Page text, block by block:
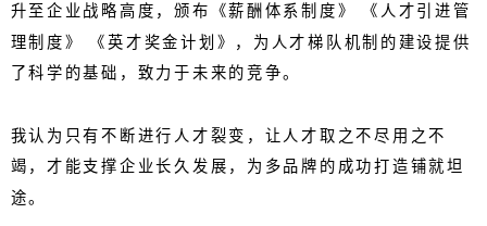
升至企业战略高度，颁布《薪酬体系制度》 《人才引进管
理制度》 《英才奖金计划》，为人才梯队机制的建设提供
了科学的基础，致力于未来的竞争。
我认为只有不断进行人才裂变，让人才取之不尽用之不
竭，才能支撑企业长久发展，为多品牌的成功打造铺就坦
途。